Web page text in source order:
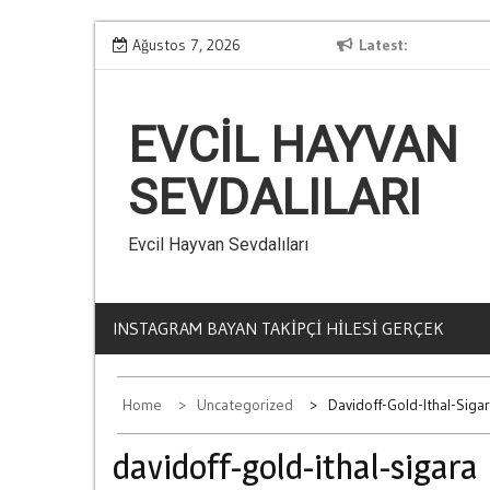
Skip
to
Ağustos 7, 2026 Latest
Kumarin Yasam Standartlarina Etkisi
EVCIL HAYVAN
SEVDALILARI
Evcil Hayvan Sevdalıları
INSTAGRAM BAYAN TAKIPÇI HILESI GERÇEK
Home Uncategorized Davidoff-Gold-Ithal-
davidoff-gold-ithal-sigara